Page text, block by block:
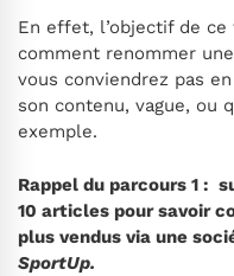
En effet, l’objectif de
comment renommer
vous conviendrez pas
son contenu, vague, ou
exemple.
Rappel du parcours 1 :
10 articles pour savoir
plus vendus via une
SportUp.